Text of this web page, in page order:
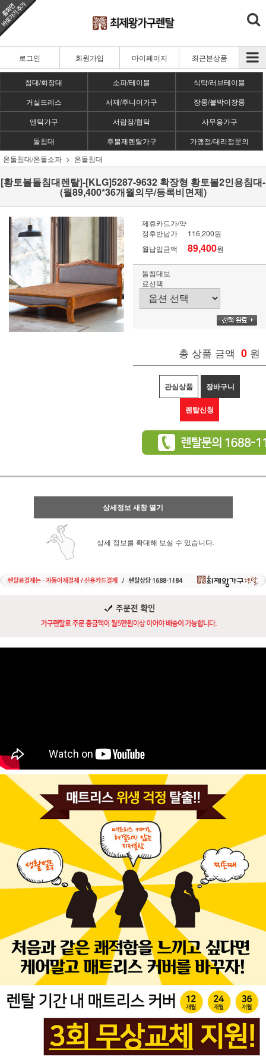
로그인 회원가입 마이페이지 최근본상품
침대/화장대 소파/테이블
식탁/러브테이블
거실드레스
서재/주니어가구
장롱/붙박이장롱
엔틱가구
서랍장/협탁
사무용가구
돌침대
후불제렌탈가구
가맹점/대리점문의
온돌침대/온돌소파
온돌침대
[황토볼돌침대렌탈]-[KLG]5287-9632 확장형 황토볼2인용침대-
(월89,400*36개월의무/등록비면제)
제휴카드가/약
정후반납가
116,200원
월납입금액
89,400원
돌침대보
료선택
총 상품 금액 0 원
관심상품 장바구니
렌탈신청
상세정보 새창 열기
상세 정보를 확대해 보실 수 있습니다.